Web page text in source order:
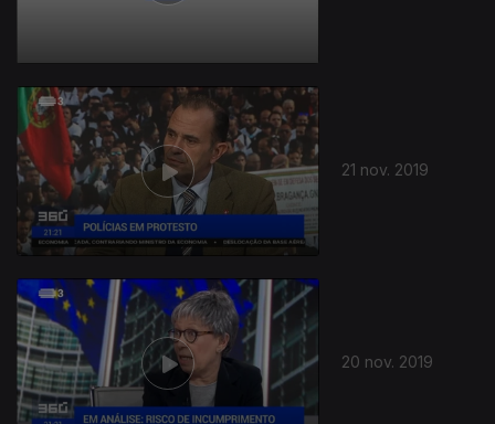
21 nov. 2019
20 nov. 2019